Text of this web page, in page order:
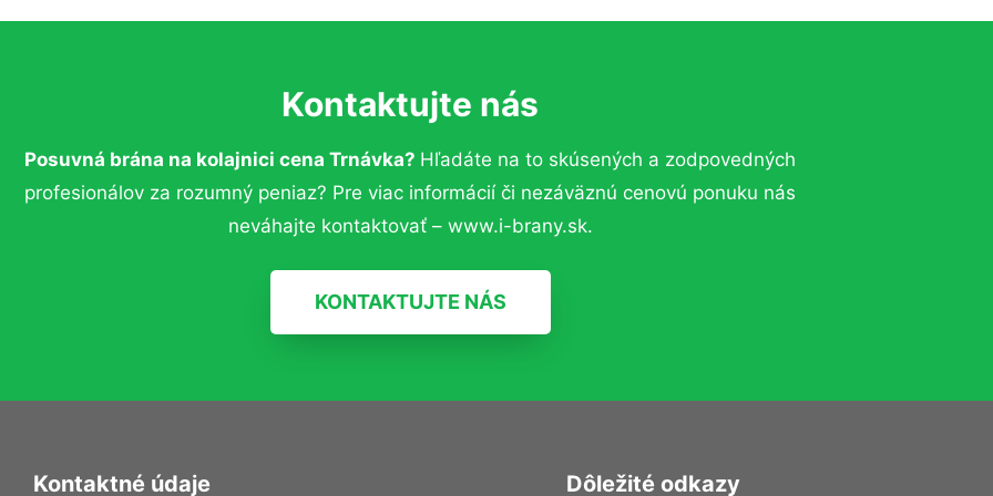
Kontaktujte nás
Posuvná brána na kolajnici cena Trnávka? Hľadáte na to skúsených a zodpovedných
profesionálov za rozumný peniaz? Pre viac informácií či nezáväznú cenovú ponuku nás
neváhajte kontaktovať – www.i-brany.sk.
KONTAKTUJTE NÁS
Kontaktné údaje Dôležité odkazy